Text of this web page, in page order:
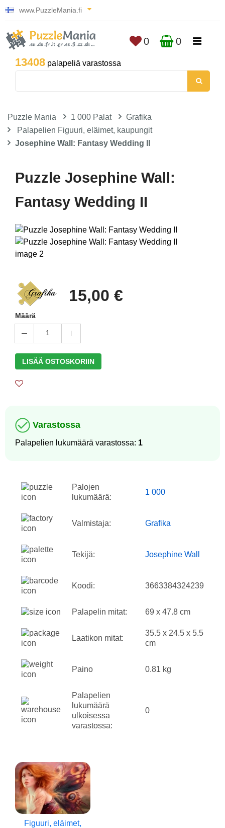
www.PuzzleMania.fi
13408 palapeliä varastossa
0 0
Puzzle Mania 1 000 Palat
Grafika
Palapelien Figuuri, eläimet, kaupungit
Josephine Wall: Fantasy Wedding II
Puzzle Josephine Wall:
Fantasy Wedding II
15,00 €
Määrä
1
LISÄÄ OSTOSKORIIN
Varastossa
Palapelien lukumäärä varastossa: 1
Palojen
lukumäärä:
1 000
Valmistaja: Grafika
Tekijä: Josephine Wall
Koodi: 3663384324239
Palapelin mitat: 69 x 47.8 cm
Laatikon mitat:
35.5 x 24.5 x 5.5
cm
Paino 0.81 kg
Palapelien
lukumäärä
ulkoisessa
varastossa:
0
Figuuri, eläimet,